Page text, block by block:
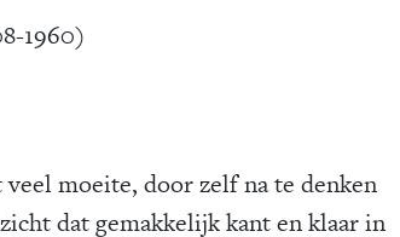
1960)
veel moeite, door zelf na te denken
dat gemakkelijk kant en klaar in